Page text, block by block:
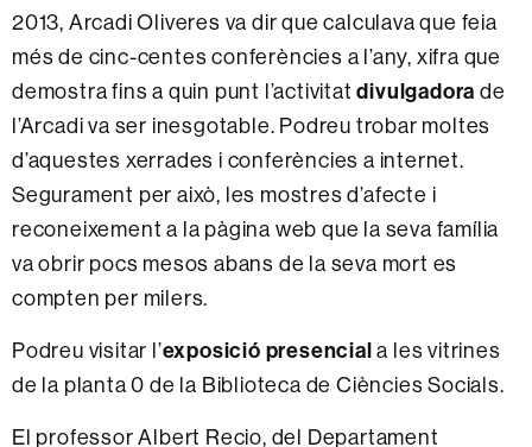
2013, Arcadi Oliveres va dir que calculava que feia
més de cinc-centes conferències a l’any, xifra que
demostra fins a quin punt l’activitatdivulgadorade
l’Arcadi va ser inesgotable. Podreu trobar moltes
d’aquestes xerrades i conferències a internet.
Segurament per això, les mostres d’afecte i
reconeixement a la pàgina web que la seva família
va obrir pocs mesos abans de la seva mort es
compten per milers.
Podreu visitar l’exposició presenciala les vitrines
de la planta 0 de la Biblioteca de Ciències Socials.
El professor Albert Recio, del Departament